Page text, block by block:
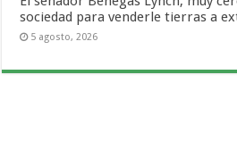
sociedad para venderle tierras a
5 agosto, 2026